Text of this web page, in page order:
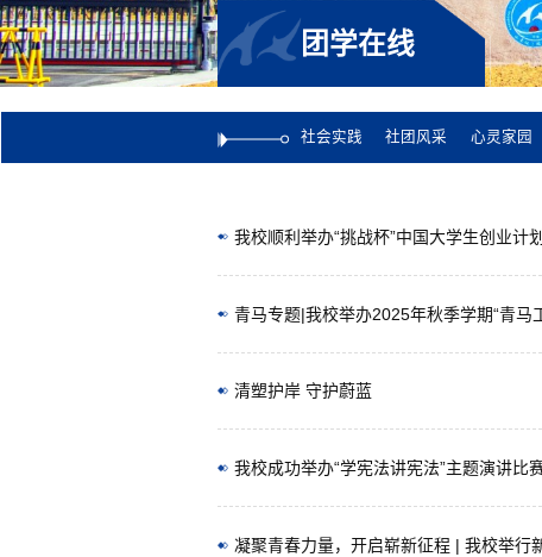
团学在线
社会实践 社团风采 心灵家园
我校顺利举办“挑战杯”中国大学生创业
青马专题|我校举办2025年秋季学期“青马
清塑护岸 守护蔚蓝
我校成功举办“学宪法讲宪法”主题演讲比
凝聚青春力量，开启崭新征程 | 我校举行